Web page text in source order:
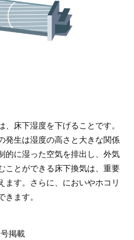
床下湿度を下げることです。
発生は湿度の高さと大きな関係
的に湿った空気を排出し、外気
ことができる床下換気は、重要
ます。さらに、においやホコリ
ます。
掲載